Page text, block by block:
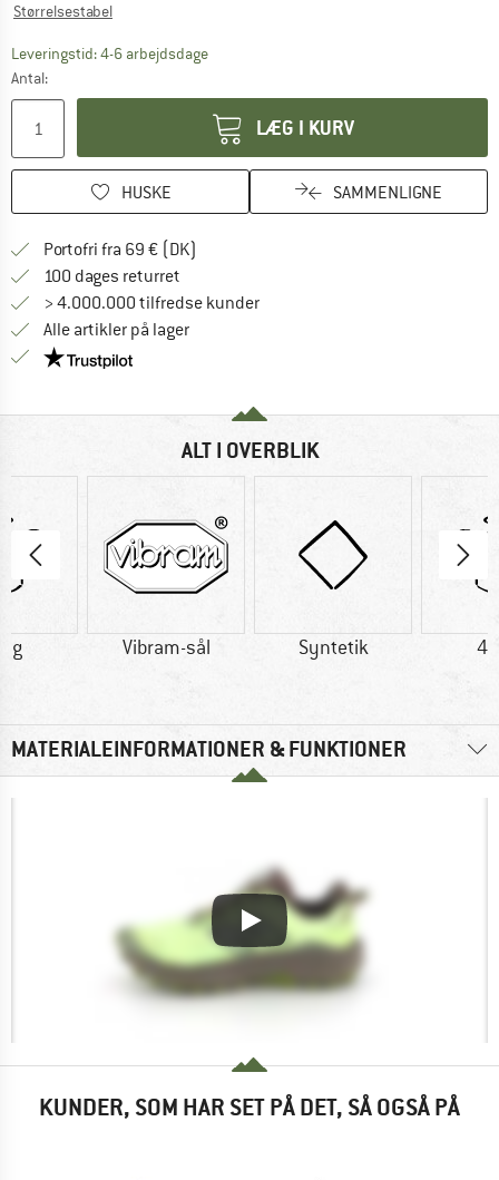
Størrelsestabel
Leveringstid: 4-6 arbejdsdageLinket åbnes i en infoboks og indeholder
Antal:
LÆG I KURV
HUSKE SAMMENLIGNE
Portofri fra 69 € (DK)
100 dages returret
> 4.000.000 tilfredse kunder
Alle artikler på lager
Vi er Trustpilot-certificeret - oplysningerne får du
ALT I OVERBLIK
g Vibram-sål Syntetik
MATERIALEINFORMATIONER & FUNKTIONER
KUNDER, SOM HAR SET PÅ DET, SÅ OGSÅ PÅ